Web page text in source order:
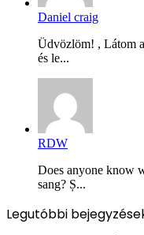
Daniel craig
Üdvözlöm! , Látom
és le...
RDW
Does anyone know
sang? Ș...
Legutóbbi